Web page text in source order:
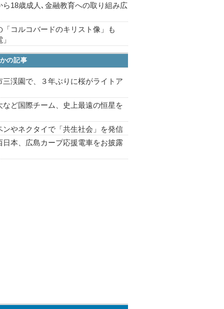
ら18歳成人､金融教育への取り組み広
「コルコバードのキリスト像」も
の記事
三渓園で、３年ぶりに桜がライトア
など国際チーム、史上最遠の恒星を
ンやネクタイで「共生社会」を発信
日本、広島カープ応援電車をお披露